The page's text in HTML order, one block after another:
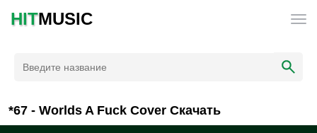
HITMUSIC
*67 - Worlds A Fuck Cover Скачать